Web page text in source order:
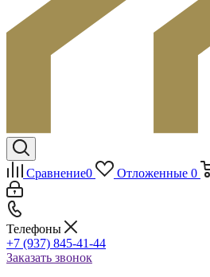
Сравнение0 Отложенные 0
Телефоны
+7 (937) 845-41-44
Заказать звонок